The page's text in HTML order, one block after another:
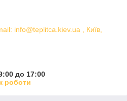
info@teplitca.kiev.ua , Київ,
до 17:00
роботи